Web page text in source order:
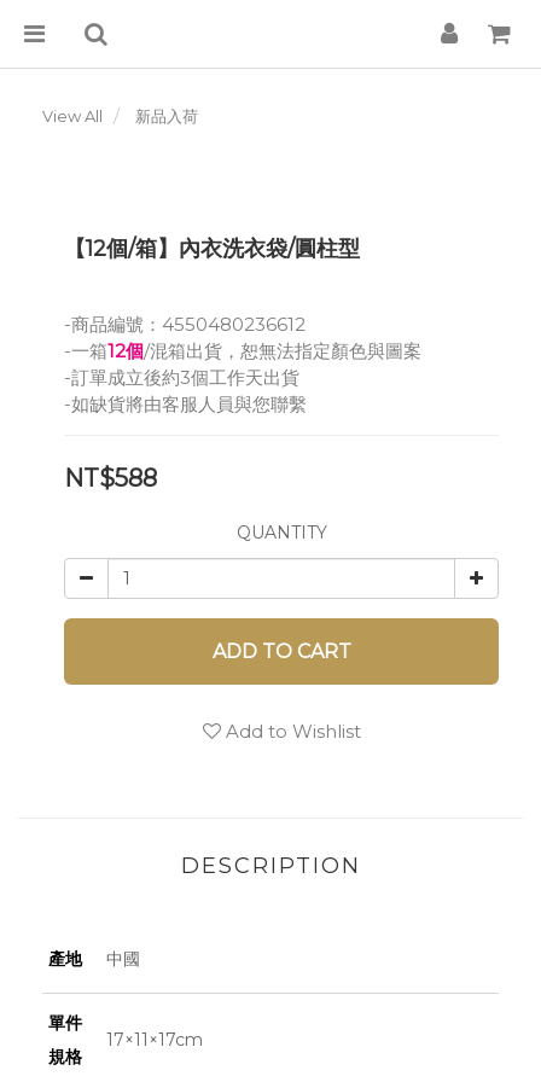
View All 新品入荷
【12個/箱】內衣洗衣袋/圓柱型
-商品編號：4550480236612
-一箱12個/混箱出貨，恕無法指定顏色與圖案
-訂單成立後約3個工作天出貨
-如缺貨將由客服人員與您聯繫
NT$588
QUANTITY
ADD TO CART
Add to Wishlist
DESCRIPTION
產地 中國
單件
規格
17×11×17cm